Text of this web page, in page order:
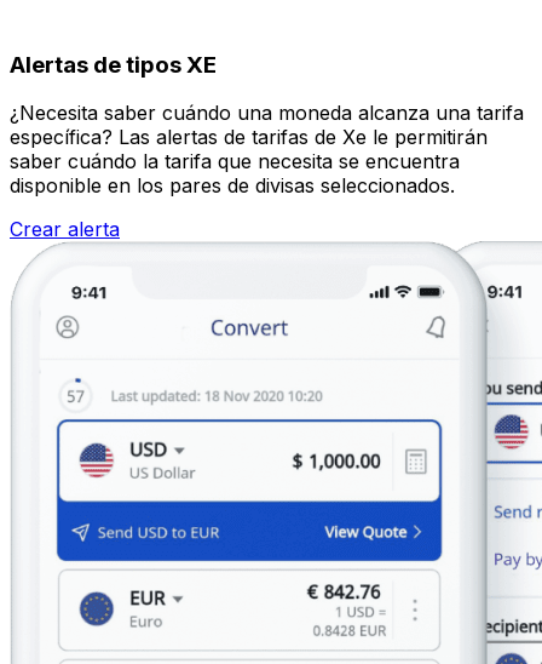
Alertas de tipos XE
¿Necesita saber cuándo una moneda alcanza una tarifa
específica? Las alertas de tarifas de Xe le permitirán
saber cuándo la tarifa que necesita se encuentra
disponible en los pares de divisas seleccionados.
Crear alerta